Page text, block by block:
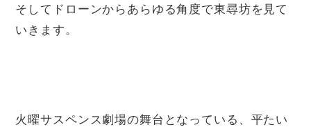
そしてドローンからあらゆる角度で東尋坊を見て
いきます。
火曜サスペンス劇場の舞台となっている、平たい